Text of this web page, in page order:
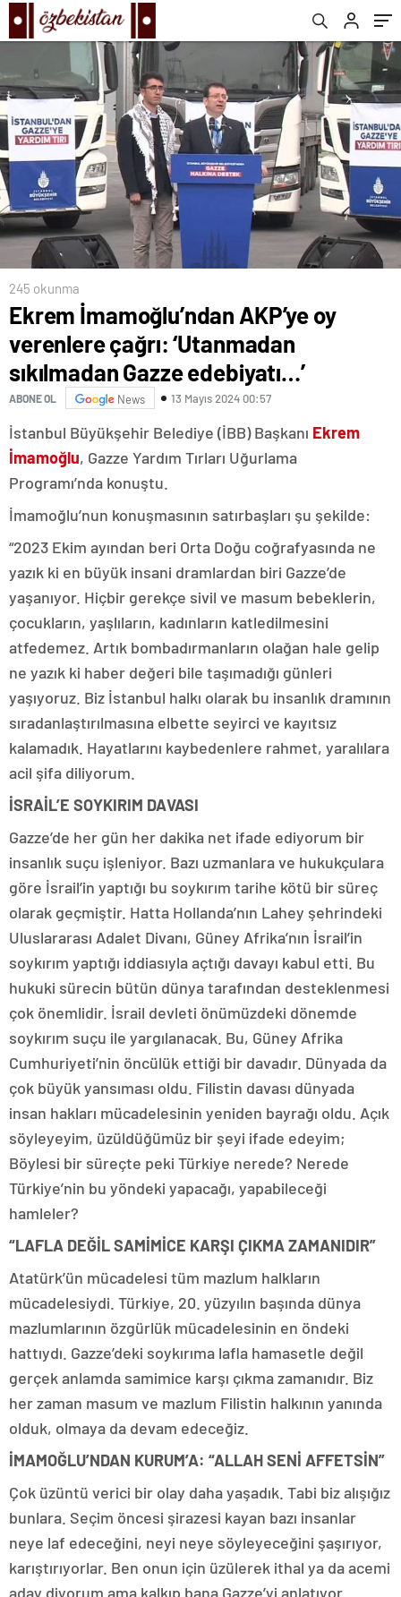
edebiyatı…’
245 okunma
Ekrem İmamoğlu’ndan AKP’ye oy
verenlere çağrı: ‘Utanmadan
sıkılmadan Gazze edebiyatı…’
ABONE OL News 13 Mayıs 2024 00:57
İstanbul Büyükşehir Belediye (İBB) Başkanı Ekrem
İmamoğlu, Gazze Yardım Tırları Uğurlama
Programı’nda konuştu.
İmamoğlu’nun konuşmasının satırbaşları şu şekilde:
“2023 Ekim ayından beri Orta Doğu coğrafyasında ne
yazık ki en büyük insani dramlardan biri Gazze’de
yaşanıyor. Hiçbir gerekçe sivil ve masum bebeklerin,
çocukların, yaşlıların, kadınların katledilmesini
atfedemez. Artık bombadırmanların olağan hale gelip
ne yazık ki haber değeri bile taşımadığı günleri
yaşıyoruz. Biz İstanbul halkı olarak bu insanlık dramının
sıradanlaştırılmasına elbette seyirci ve kayıtsız
kalamadık. Hayatlarını kaybedenlere rahmet, yaralılara
acil şifa diliyorum.
İSRAİL’E SOYKIRIM DAVASI
Gazze’de her gün her dakika net ifade ediyorum bir
insanlık suçu işleniyor. Bazı uzmanlara ve hukukçulara
göre İsrail’in yaptığı bu soykırım tarihe kötü bir süreç
olarak geçmiştir. Hatta Hollanda’nın Lahey şehrindeki
Uluslararası Adalet Divanı, Güney Afrika’nın İsrail’in
soykırım yaptığı iddiasıyla açtığı davayı kabul etti. Bu
hukuki sürecin bütün dünya tarafından desteklenmesi
çok önemlidir. İsrail devleti önümüzdeki dönemde
soykırım suçu ile yargılanacak. Bu, Güney Afrika
Cumhuriyeti’nin öncülük ettiği bir davadır. Dünyada da
çok büyük yansıması oldu. Filistin davası dünyada
insan hakları mücadelesinin yeniden bayrağı oldu. Açık
söyleyeyim, üzüldüğümüz bir şeyi ifade edeyim;
Böylesi bir süreçte peki Türkiye nerede? Nerede
Türkiye’nin bu yöndeki yapacağı, yapabileceği
hamleler?
“LAFLA DEĞİL SAMİMİCE KARŞI ÇIKMA ZAMANIDIR”
Atatürk’ün mücadelesi tüm mazlum halkların
mücadelesiydi. Türkiye, 20. yüzyılın başında dünya
mazlumlarının özgürlük mücadelesinin en öndeki
hattıydı. Gazze’deki soykırıma lafla hamasetle değil
gerçek anlamda samimice karşı çıkma zamanıdır. Biz
her zaman masum ve mazlum Filistin halkının yanında
olduk, olmaya da devam edeceğiz.
İMAMOĞLU’NDAN KURUM’A: “ALLAH SENİ AFFETSİN”
Çok üzüntü verici bir olay daha yaşadık. Tabi biz alışığız
bunlara. Seçim öncesi şirazesi kayan bazı insanlar
neye laf edeceğini, neyi neye söyleyeceğini şaşırıyor,
karıştırıyorlar. Ben onun için üzülerek ithal ya da acemi
aday diyorum ama kalkıp bana Gazze’yi anlatıyor.
söyledi: Gerici kuşatma altındayız